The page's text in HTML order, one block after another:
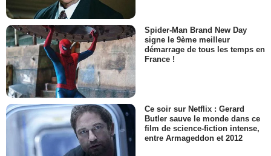
Spider-Man Brand New Day
signe le 9ème meilleur
démarrage de tous les temps en
France !
Ce soir sur Netflix : Gerard
Butler sauve le monde dans ce
film de science-fiction intense,
entre Armageddon et 2012